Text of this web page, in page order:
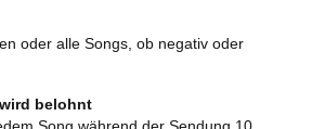
oder alle Songs, ob negativ oder
belohnt